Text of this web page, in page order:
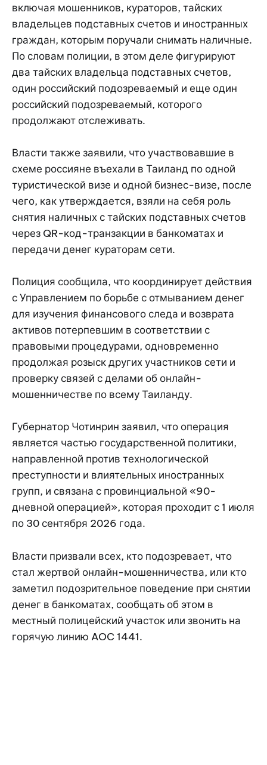
включая мошенников, кураторов, тайских
владельцев подставных счетов и иностранных
граждан, которым поручали снимать наличные.
По словам полиции, в этом деле фигурируют
два тайских владельца подставных счетов,
один российский подозреваемый и еще один
российский подозреваемый, которого
продолжают отслеживать.
Власти также заявили, что участвовавшие в
схеме россияне въехали в Таиланд по одной
туристической визе и одной бизнес-визе, после
чего, как утверждается, взяли на себя роль
снятия наличных с тайских подставных счетов
через QR-код-транзакции в банкоматах и
передачи денег кураторам сети.
Полиция сообщила, что координирует действия
с Управлением по борьбе с отмыванием денег
для изучения финансового следа и возврата
активов потерпевшим в соответствии с
правовыми процедурами, одновременно
продолжая розыск других участников сети и
проверку связей с делами об онлайн-
мошенничестве по всему Таиланду.
Губернатор Чотинрин заявил, что операция
является частью государственной политики,
направленной против технологической
преступности и влиятельных иностранных
групп, и связана с провинциальной «90-
дневной операцией», которая проходит с 1 июля
по 30 сентября 2026 года.
Власти призвали всех, кто подозревает, что
стал жертвой онлайн-мошенничества, или кто
заметил подозрительное поведение при снятии
денег в банкоматах, сообщать об этом в
местный полицейский участок или звонить на
горячую линию AOC 1441.